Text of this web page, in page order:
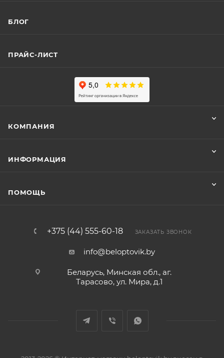
БЛОГ
ПРАЙС-ЛИСТ
КОМПАНИЯ
ИНФОРМАЦИЯ
ПОМОЩЬ
+375 (44) 555-60-18 ЗАКАЗАТЬ ЗВОНОК
info@beloptovik.by
Беларусь, Минская обл., аг.
Тарасово, ул. Мира, д.1